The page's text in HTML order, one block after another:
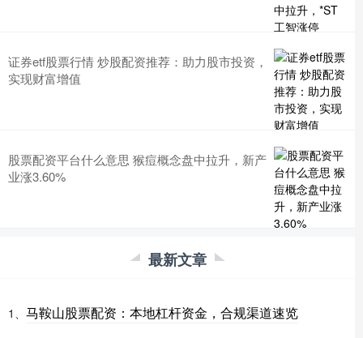
证券etf股票行情 炒股配资推荐：助力股市投资，
实现财富增值
股票配资平台什么意思 猴痘概念盘中拉升，新产
业涨3.60%
最新文章
1、 马鞍山股票配资：本地杠杆资金，合规渠道速览